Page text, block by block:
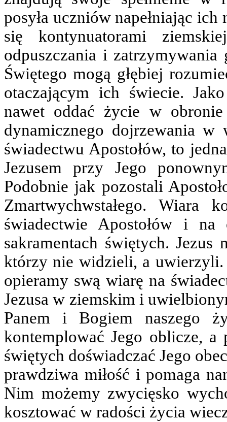
posyła uczniów napełniając
się kontynuatorami
odpuszczania i zatrzymywania
Świętego mogą głębiej
otaczającym ich świecie.
nawet oddać życie w
dynamicznego dojrzewania
świadectwu Apostołów, to
Jezusem przy Jego
Podobnie jak pozostali
Zmartwychwstałego. Wiara
świadectwie Apostołów i na
sakramentach świętych.
którzy nie widzieli, a uwierzyli.
opieramy swą wiarę na
Jezusa w ziemskim i
Panem i Bogiem naszego
kontemplować Jego oblicze, a
świętych doświadczać Jego
prawdziwa miłość i pomaga
Nim możemy zwycięsko
kosztować w radości życia